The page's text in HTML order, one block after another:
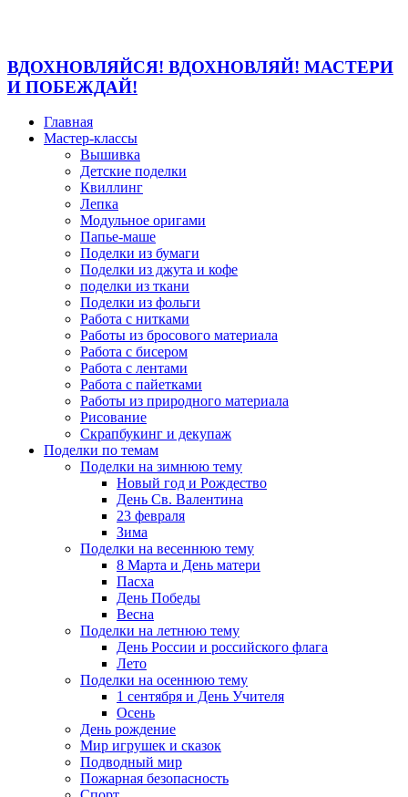
ВДОХНОВЛЯЙСЯ! ВДОХНОВЛЯЙ! МАСТЕРИ
И ПОБЕЖДАЙ!
Главная
Мастер-классы
Вышивка
Детские поделки
Квиллинг
Лепка
Модульное оригами
Папье-маше
Поделки из бумаги
Поделки из джута и кофе
поделки из ткани
Поделки из фольги
Работа с нитками
Работы из бросового материала
Работа с бисером
Работа с лентами
Работа с пайетками
Работы из природного материала
Рисование
Скрапбукинг и декупаж
Поделки по темам
Поделки на зимнюю тему
Новый год и Рождество
День Св. Валентина
23 февраля
Зима
Поделки на весеннюю тему
8 Марта и День матери
Пасха
День Победы
Весна
Поделки на летнюю тему
День России и российского флага
Лето
Поделки на осеннюю тему
1 сентября и День Учителя
Осень
День рождение
Мир игрушек и сказок
Подводный мир
Пожарная безопасность